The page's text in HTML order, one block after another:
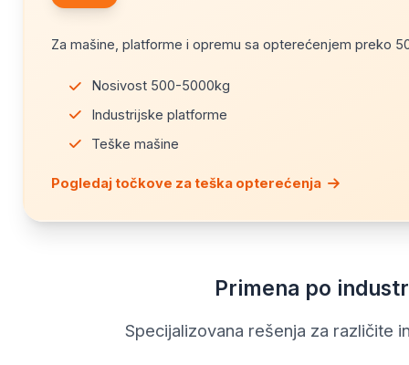
Za mašine, platforme i opremu sa opterećenjem preko
Nosivost 500-5000kg
Industrijske platforme
Teške mašine
Pogledaj točkove za teška opterećenja
Primena po
Specijalizovana rešenja za različite